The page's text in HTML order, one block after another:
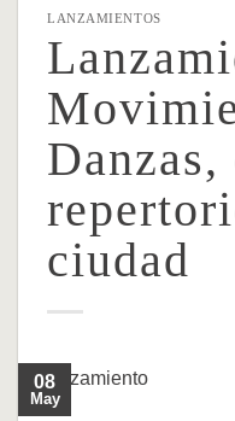
LANZAMIENTOS
ciudad
08
May